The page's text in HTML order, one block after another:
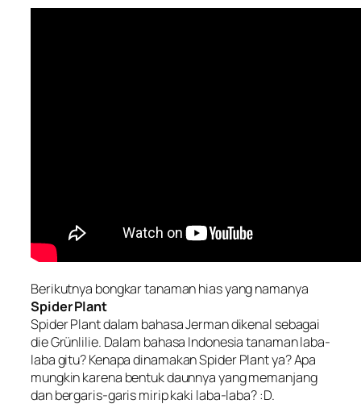
Berikutnya bongkar tanaman hias yang namanya
Spider Plant
Spider Plant dalam bahasa Jerman dikenal sebagai
die Grünlilie. Dalam bahasa Indonesiatanaman laba-
labagitu? Kenapa dinamakan Spider Plant ya? Apa
mungkin karena bentuk daunnya yang memanjang
dan bergaris-garis mirip kaki laba-laba? :D.